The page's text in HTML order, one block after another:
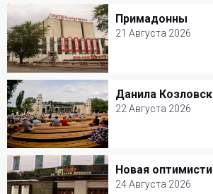
Театр Сатиры
Комедия
Примадонны
21 Августа 2026
Примадонны
21 Августа 2026
Театриум на Серпуховке
Комедия
Данила
22 Августа 2026
Данила Козловский.
22 Августа 2026
Зеленый театр ВДНХ
Моноспектакль
Новая
24 Августа 2026
Новая